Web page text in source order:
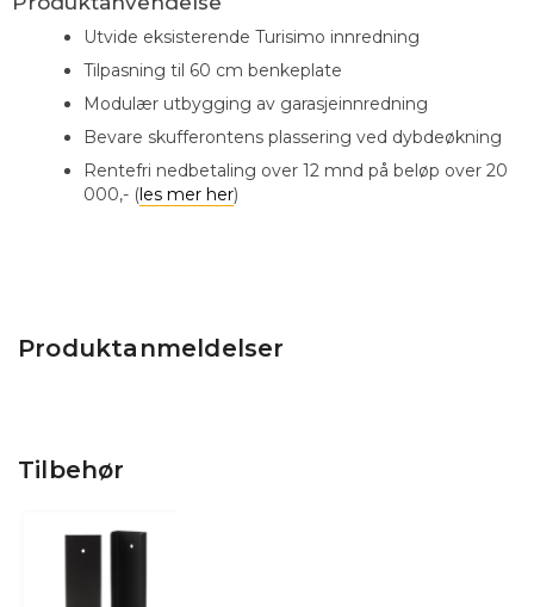
Produktanmeldelser
Tilbehør
Utvide eksisterende Turisimo innredning
Tilpasning til 60 cm benkeplate
Modulær utbygging av garasjeinnredning
Bevare skufferontens plassering ved dybdeøkning
Rentefri nedbetaling over 12 mnd på beløp over 20
000,- (les mer her)